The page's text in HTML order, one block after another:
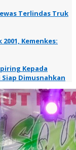
Terlindas Truk
2001, Kemenkes:
Kepada
Dimusnahkan